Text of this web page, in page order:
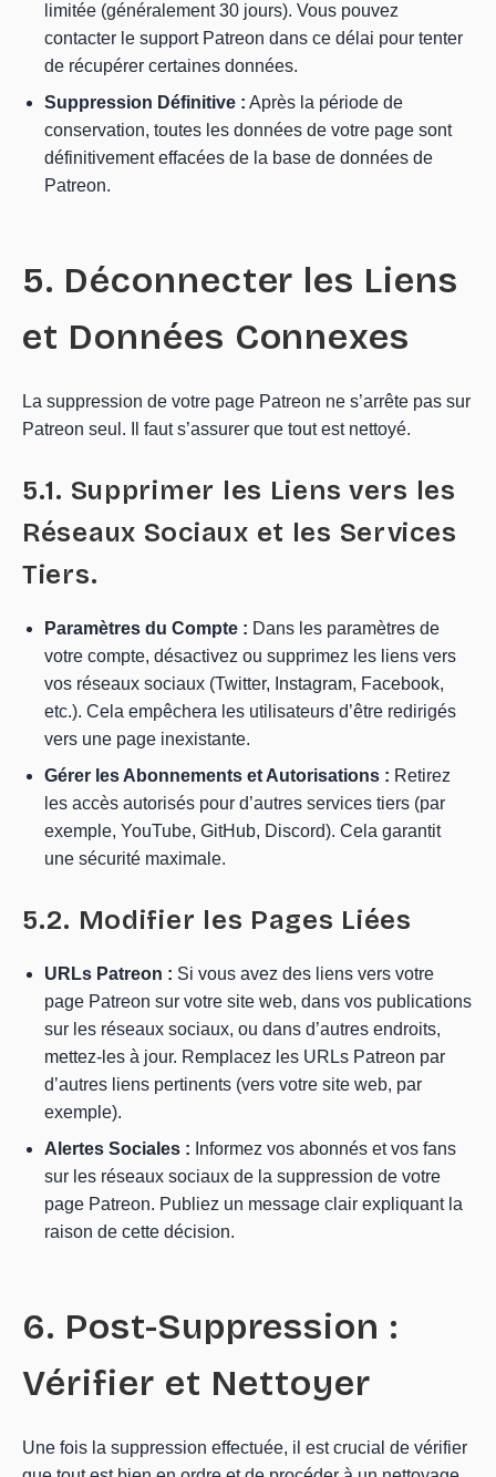
limitée (généralement 30 jours). Vous pouvez
contacter le support Patreon dans ce délai pour tenter
de récupérer certaines données.
Suppression Définitive : Après la période de
conservation, toutes les données de votre page sont
définitivement effacées de la base de données de
Patreon.
5. Déconnecter les Liens
et Données Connexes
La suppression de votre page Patreon ne s’arrête pas sur
Patreon seul. Il faut s’assurer que tout est nettoyé.
5.1. Supprimer les Liens vers les
Réseaux Sociaux et les Services
Tiers.
Paramètres du Compte : Dans les paramètres de
votre compte, désactivez ou supprimez les liens vers
vos réseaux sociaux (Twitter, Instagram, Facebook,
etc.). Cela empêchera les utilisateurs d’être redirigés
vers une page inexistante.
Gérer les Abonnements et Autorisations : Retirez
les accès autorisés pour d’autres services tiers (par
exemple, YouTube, GitHub, Discord). Cela garantit
une sécurité maximale.
5.2. Modifier les Pages Liées
URLs Patreon : Si vous avez des liens vers votre
page Patreon sur votre site web, dans vos publications
sur les réseaux sociaux, ou dans d’autres endroits,
mettez-les à jour. Remplacez les URLs Patreon par
d’autres liens pertinents (vers votre site web, par
exemple).
Alertes Sociales : Informez vos abonnés et vos fans
sur les réseaux sociaux de la suppression de votre
page Patreon. Publiez un message clair expliquant la
raison de cette décision.
6. Post-Suppression :
Vérifier et Nettoyer
Une fois la suppression effectuée, il est crucial de vérifier